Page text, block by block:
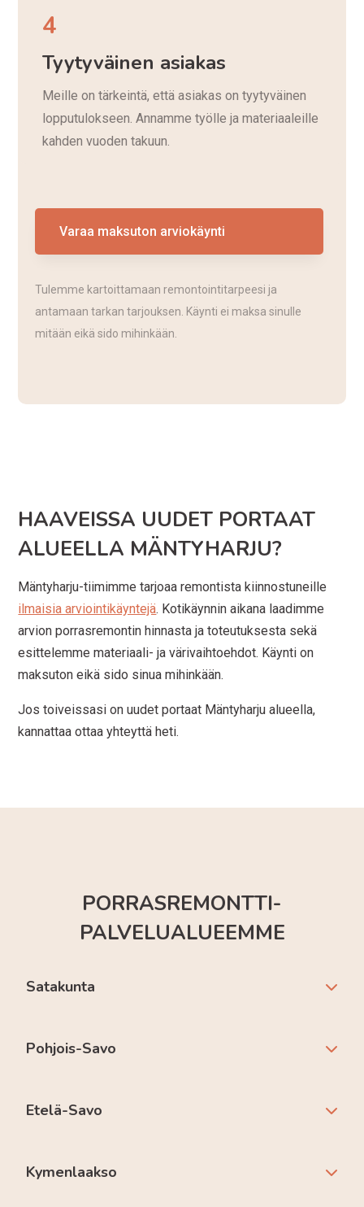
4
Tyytyväinen asiakas
Meille on tärkeintä, että asiakas on tyytyväinen
lopputulokseen. Annamme työlle ja materiaaleille
kahden vuoden takuun.
Varaa maksuton arviokäynti
Tulemme kartoittamaan remontointitarpeesi ja
antamaan tarkan tarjouksen. Käynti ei maksa sinulle
mitään eikä sido mihinkään.
HAAVEISSA UUDET PORTAAT
ALUEELLA MÄNTYHARJU?
Mäntyharju-tiimimme tarjoaa remontista kiinnostuneille
ilmaisia arviointikäyntejä. Kotikäynnin aikana laadimme
arvion porrasremontin hinnasta ja toteutuksesta sekä
esittelemme materiaali- ja värivaihtoehdot. Käynti on
maksuton eikä sido sinua mihinkään.
Jos toiveissasi on uudet portaat Mäntyharju alueella,
kannattaa ottaa yhteyttä heti.
PORRASREMONTTI-
PALVELUALUEEMME
Satakunta
Pohjois-Savo
Etelä-Savo
Kymenlaakso